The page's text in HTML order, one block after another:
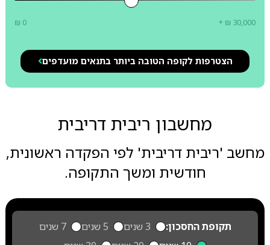
₪ 0 + ₪ 30,000
הצטרפות לקופה הטובה ביותר בתנאים מועדפים
מחשבון ריבית דריבית
מחשב 'ריבית דריבית' לפי הפקדה ראשונית,
חודשית ומשך התקופה.
תקופת החסכון: 3 שנים 5 שנים
7 שנים